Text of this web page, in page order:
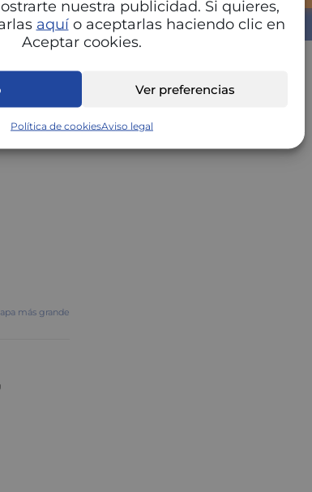
nuestra publicidad. Si quieres,
aquío aceptarlas haciendo clic en
Aceptar cookies.
Ver preferencias
Política de cookiesAviso legal
más grande